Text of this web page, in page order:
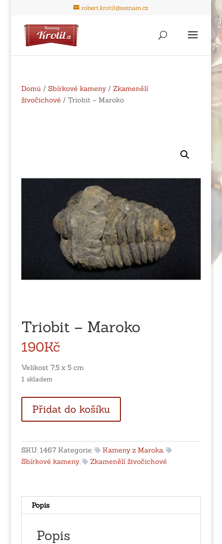
robert.krotil@seznam.cz
Domů / Sbírkové kameny/ Zkamenělí
živočichové / Triobit – Maroko
Triobit – Maroko
190Kč
Velikost 7,5 x 5 cm
1 skladem
Maroko
Přidat do košíku
SKU: 1467 Kategorie: Kameny z Maroka,
Sbírkové kameny, Zkamenělí živočichové
Popis
Popis